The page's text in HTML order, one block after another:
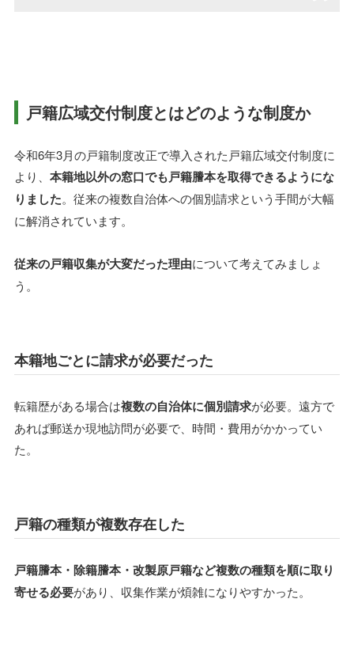
戸籍広域交付制度とはどのような制度か
令和6年3月の戸籍制度改正で導入された戸籍広域交付制度に
より、 本籍地以外の窓口でも戸籍謄本を取得できるようにな
りました。従来の複数自治体への個別請求という手間が大幅
に解消されています。
従来の戸籍収集が大変だった理由について考えてみましょ
う。
本籍地ごとに請求が必要だった
転籍歴がある場合は複数の自治体に個別請求が必要。遠方で
あれば郵送か現地訪問が必要で、時間・費用がかかってい
た。
戸籍の種類が複数存在した
戸籍謄本・除籍謄本・改製原戸籍など複数の種類を順に取り
寄せる必要があり、収集作業が煩雑になりやすかった。